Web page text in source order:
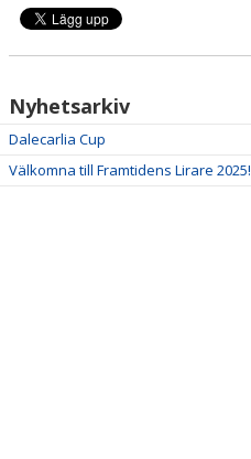
Nyhetsarkiv
Dalecarlia Cup
Välkomna till Framtidens Lirare 2025!